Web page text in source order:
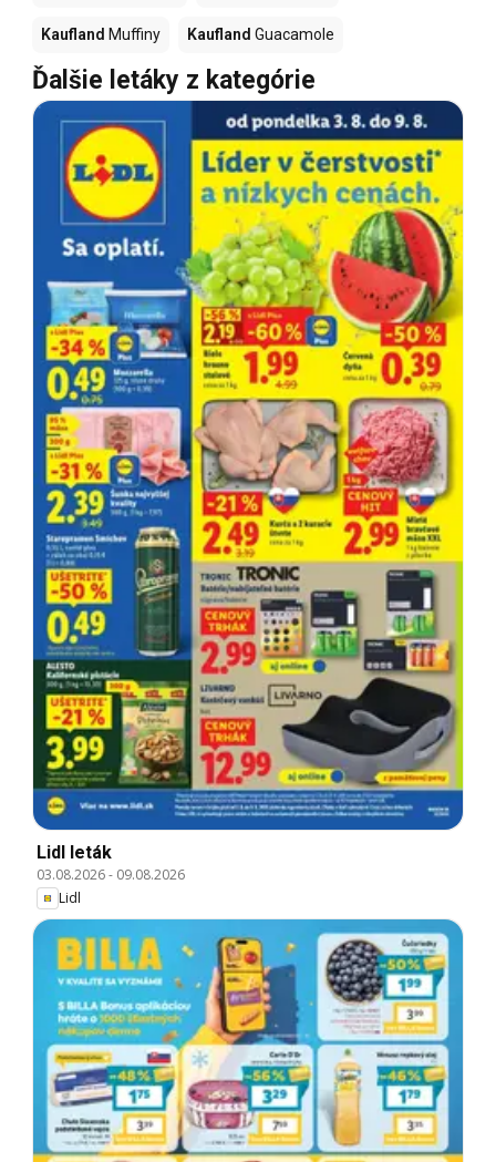
Kaufland Muffiny Kaufland Guacamole
Ďalšie letáky z kategórie
Lidl leták
03.08.2026- 09.08.2026
Lidl